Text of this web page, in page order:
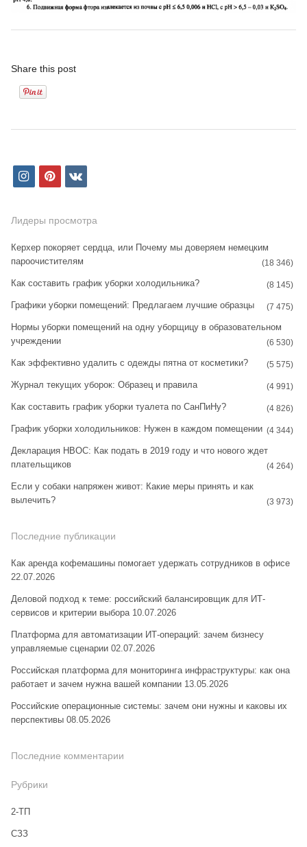
Share this post
i
s
a
g
r
a
p
n
e
r
e
s
v
Лидеры просмотра
Керхер покоряет сердца, или Почему мы доверяем немецким
пароочистителям
(18 346)
Как составить график уборки холодильника? (8 145)
Графики уборки помещений: Предлагаем лучшие образцы (7 475)
Нормы уборки помещений на одну уборщицу в образовательном
учреждении
(6 530)
Как эффективно удалить с одежды пятна от косметики? (5 575)
Журнал текущих уборок: Образец и правила (4 991)
Как составить график уборки туалета по СанПиНу? (4 826)
График уборки холодильников: Нужен в каждом помещении (4 344)
Декларация НВОС: Как подать в 2019 году и что нового ждет
плательщиков
(4 264)
Если у собаки напряжен живот: Какие меры принять и как
вылечить?
(3 973)
Последние публикации
Как аренда кофемашины помогает удержать сотрудников в офисе
22.07.2026
Деловой подход к теме: российский балансировщик для ИТ-
сервисов и критерии выбора 10.07.2026
Платформа для автоматизации ИТ-операций: зачем бизнесу
управляемые сценарии 02.07.2026
Российская платформа для мониторинга инфраструктуры: как она
работает и зачем нужна вашей компании 13.05.2026
Российские операционные системы: зачем они нужны и каковы их
перспективы 08.05.2026
Последние комментарии
Рубрики
2-ТП
CЗЗ